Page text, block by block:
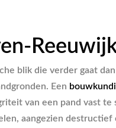
blik die verder gaat
Een
van een pand vast
aangezien